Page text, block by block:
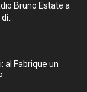
Bruno Estate a
al Fabrique un